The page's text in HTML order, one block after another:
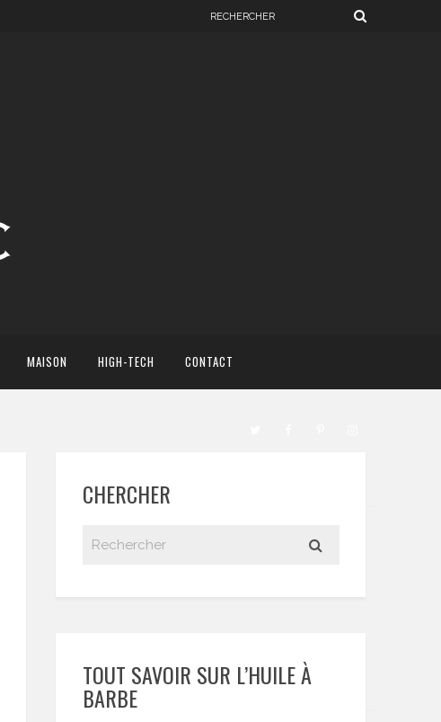
MAISON HIGH-TECH CONTACT
CHERCHER
TOUT SAVOIR SUR L’HUILE À
BARBE